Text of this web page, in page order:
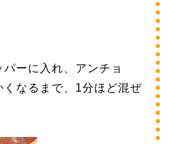
ーに入れ、アンチョ
くなるまで、1分ほど混ぜ